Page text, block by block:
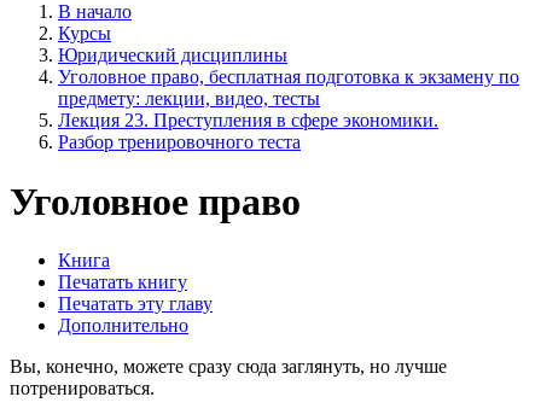
В начало
Курсы
Юридический дисциплины
Уголовное право, бесплатная подготовка к экзамену по
предмету: лекции, видео, тесты
Лекция 23. Преступления в сфере экономики.
Разбор тренировочного теста
Уголовное право
Книга
Печатать книгу
Печатать эту главу
Дополнительно
Вы, конечно, можете сразу сюда заглянуть, но лучше
потренироваться.